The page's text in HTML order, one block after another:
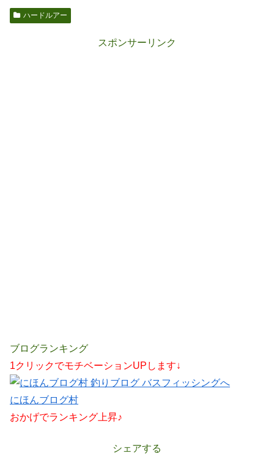
ハードルアー
スポンサーリンク
ブログランキング
1クリックでモチベーションUPします↓
にほんブログ村
おかげでランキング上昇♪
シェアする